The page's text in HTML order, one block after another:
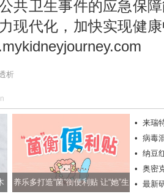
共卫生事件的应急保
现代化，加快实现健
析
养乐多打造“菌”衡便利贴 让“她”生
• 来瑞
• 病毒
力抗击
• 纳豆
际学术
• 奥密
有效降
• 最新